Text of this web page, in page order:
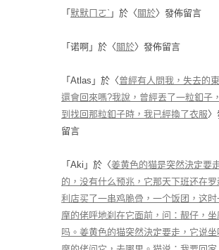
「 默默ㄇㄛˋ 」於〈 關於〉發佈留言
「 诺啊 」於〈 關於〉發佈留言
「 Atlas 」於〈曾經有人問我，失去的
還會回來嗎?我說，曾經丟了一粒釦子
到找回那粒釦子時，我已經換了衣服〉
留言
「 Aki 」於〈姜黄色的猫是突然決定要
的，没有什么预兆，它那天下班还在罗
利店买了一串鸡脆骨，一个饭团，这时
摩的佬呼地刹在它面前，问：靓仔，坐
吗。姜黄色的猫突然決定要走，它说坐